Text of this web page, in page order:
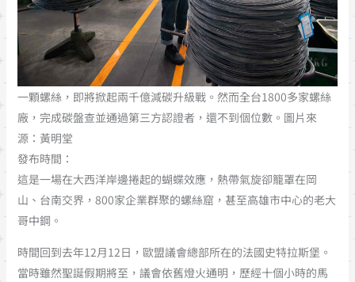
一顆螺絲，即將掀起兩千億減碳升級戰。然而全台1800多家螺絲
廠，完成碳盤查並通過第三方認證者，還不到個位數。圖片來
源：黃明堂
發布時間：
這是一場在大西洋岸邊捲起的蝴蝶效應，熱帶氣旋卻籠罩在岡
山、台南交界，800家企業群聚的螺絲窟，甚至高雄市中心的老大
哥中鋼。
時間回到去年12月12日，歐盟議會總部所在的法國史特拉斯堡。
當時雖然聖誕假期將至，議會依舊燈火通明，歷經十個小時的馬